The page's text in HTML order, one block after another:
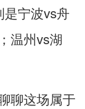
宁波vs舟
温州vs湖
聊这场属于